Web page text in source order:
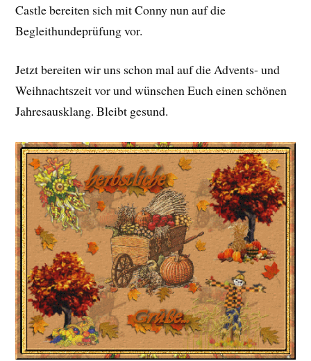
Castle bereiten sich mit Conny nun auf die
Begleithundeprüfung vor.
Jetzt bereiten wir uns schon mal auf die Advents- und
Weihnachtszeit vor und wünschen Euch einen schönen
Jahresausklang. Bleibt gesund.